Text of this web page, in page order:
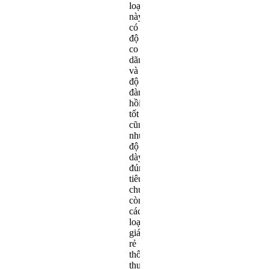
loại
này
có
độ
co
dãn
và
độ
đàn
hồi
tốt
cũng
như
độ
dày
đúng
tiêu
chuẩn,
còn
các
loại
giá
rẻ
thông
thường